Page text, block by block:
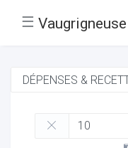
☰ Vaugrigneuse